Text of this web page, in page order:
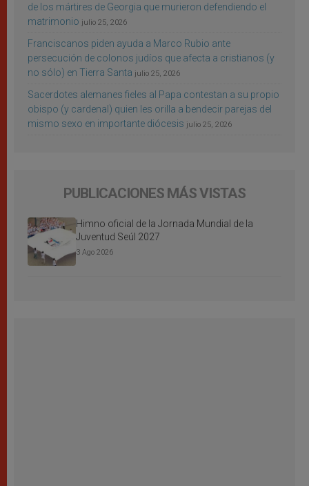
de los mártires de Georgia que murieron defendiendo el
matrimonio julio 25, 2026
Franciscanos piden ayuda a Marco Rubio ante
persecución de colonos judíos que afecta a cristianos (y
no sólo) en Tierra Santa julio 25, 2026
Sacerdotes alemanes fieles al Papa contestan a su propio
obispo (y cardenal) quien les orilla a bendecir parejas del
mismo sexo en importante diócesis julio 25, 2026
PUBLICACIONES MÁS VISTAS
Himno oficial de la Jornada Mundial de la
Juventud Seúl 2027
3 Ago 2026